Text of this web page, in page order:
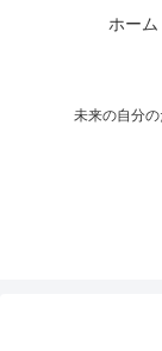
未来の自分
ホーム